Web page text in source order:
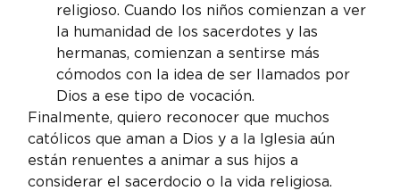
religioso. Cuando los niños comienzan a ver
la humanidad de los sacerdotes y las
hermanas, comienzan a sentirse más
cómodos con la idea de ser llamados por
Dios a ese tipo de vocación.
Finalmente, quiero reconocer que muchos
católicos que aman a Dios y a la Iglesia aún
están renuentes a animar a sus hijos a
considerar el sacerdocio o la vida religiosa.